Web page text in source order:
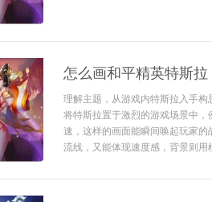
怎么画和平精英特斯
理解主题，从游戏内特斯拉入手
将特斯拉置于激烈的游戏场景中
速，这样的画面能瞬间唤起玩家
流线，又能体现速度感，背景则用